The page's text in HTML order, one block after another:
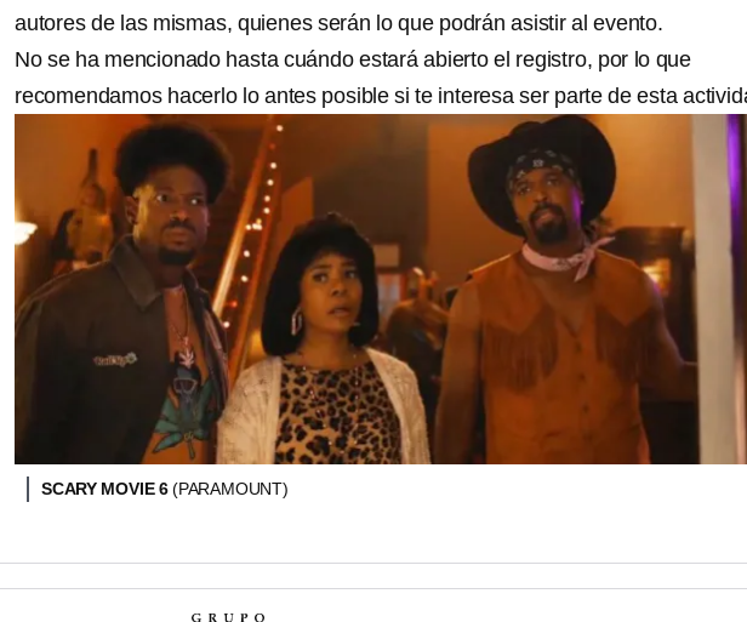
autores de las mismas, quienes serán lo que podrán asistir al evento.
No se ha mencionado hasta cuándo estará abierto el registro, por lo que
recomendamos hacerlo lo antes posible si te interesa ser parte de esta
SCARY MOVIE 6(PARAMOUNT)